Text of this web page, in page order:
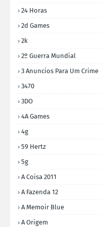
24 Horas
2d Games
2k
2º Guerra Mundial
3 Anuncios Para Um Crime
3470
3DO
4A Games
4g
59 Hertz
5g
A Coisa 2011
A Fazenda 12
A Memoir Blue
A Origem